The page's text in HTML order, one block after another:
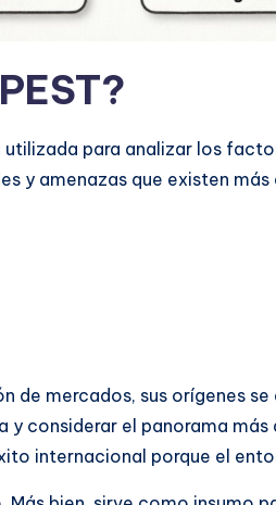
utilizada para analizar los
y amenazas que existen
de mercados, sus orígenes
y considerar el panorama
internacional porque el